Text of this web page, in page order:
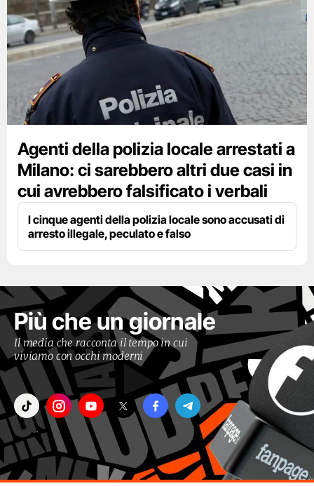
Agenti della polizia locale arrestati a
Milano: ci sarebbero altri due casi in
cui avrebbero falsificato i verbali
I cinque agenti della polizia locale sono accusati di
arresto illegale, peculato e falso
Più che un giornale
Il media che racconta il tempo in cui
viviamo con occhi moderni